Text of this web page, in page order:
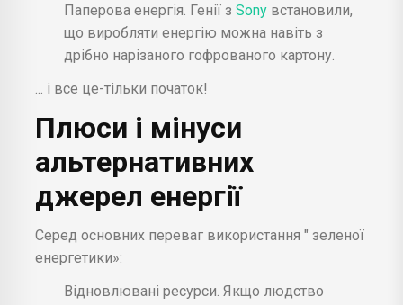
Паперова енергія. Генії з Sony встановили,
що виробляти енергію можна навіть з
дрібно нарізаного гофрованого картону.
... і все це-тільки початок!
Плюси і мінуси
альтернативних
джерел енергії
Серед основних переваг використання " зеленої
енергетики»:
Відновлювані ресурси. Якщо людство